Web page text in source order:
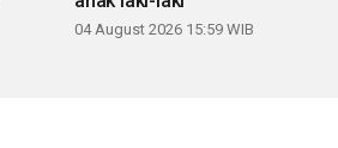
04 August 2026 15:59 WIB